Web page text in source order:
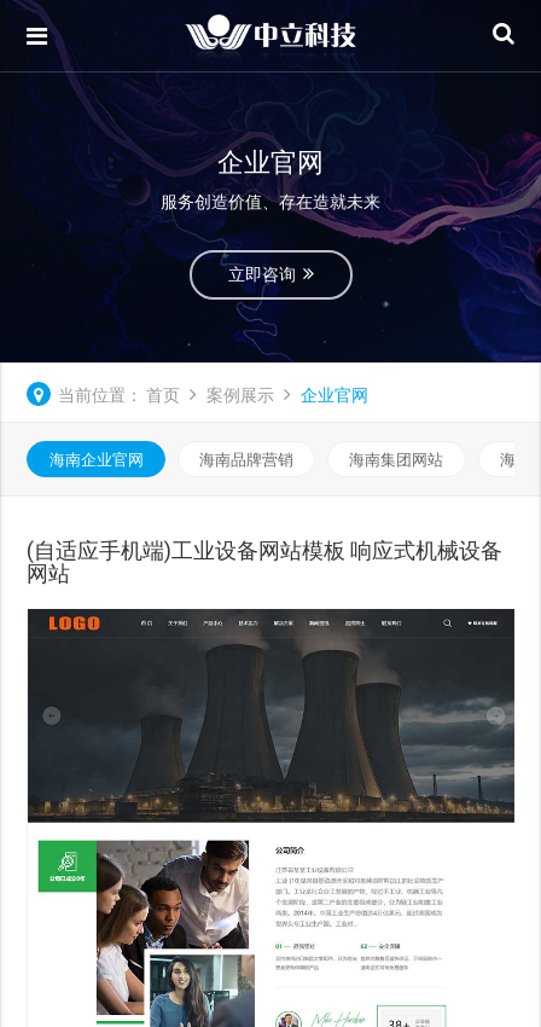
企业官网
服务创造价值、存在造就未来
立即咨询
当前位置： 首页 案例展示 企业官网
海南企业官网 海南品牌营销 海南集团网站 海南
(自适应手机端)工业设备网站模板 响应式机械设备
网站